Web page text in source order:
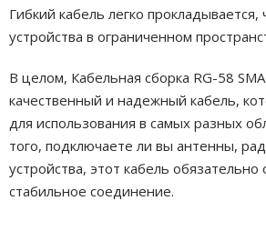
Гибкий кабель легко
устройства в ограниченном
В целом, Кабельная сборка RG-58
качественный и надежный кабель,
для использования в самых разных
того, подключаете ли вы антенны,
устройства, этот кабель обязательно
стабильное соединение.